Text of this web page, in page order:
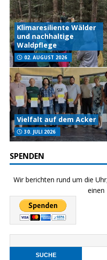
Klimaresiliente Wälder
und nachhaltige
Waldpflege
02. AUGUST 2026
Vielfalt auf dem Acker
30. JULI 2026
SPENDEN
Wir berichten rund um die
einen